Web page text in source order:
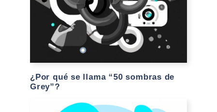
¿Por qué se llama “50 sombras de
Grey”?